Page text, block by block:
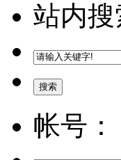
站内搜
搜索
帐号：